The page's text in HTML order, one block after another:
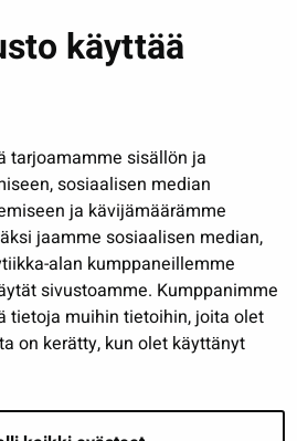
käyttää
tarjoamamme sisällön ja
sosiaalisen median
ja kävijämäärämme
jaamme sosiaalisen median,
alan kumppaneillemme
sivustoamme. Kumppanimme
tietoja muihin tietoihin, joita olet
on kerätty, kun olet käyttänyt